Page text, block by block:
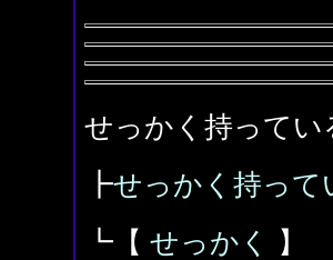
せっかく持ってい
┣せっかく持って
┗【 せっかく 】